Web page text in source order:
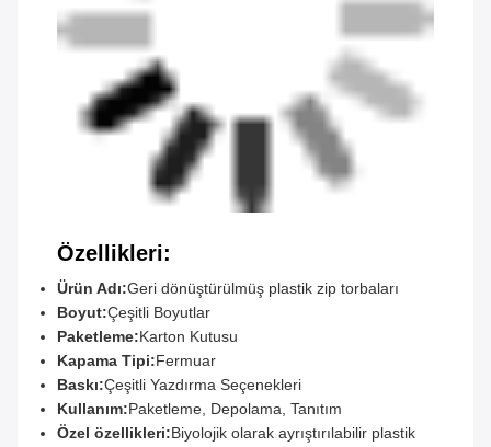
Özellikleri:
Ürün Adı:Geri dönüştürülmüş plastik zip torbaları
Boyut:Çeşitli Boyutlar
Paketleme:Karton Kutusu
Kapama Tipi:Fermuar
Baskı:Çeşitli Yazdırma Seçenekleri
Kullanım:Paketleme, Depolama, Tanıtım
Özel özellikleri:Biyolojik olarak ayrıştırılabilir plastik